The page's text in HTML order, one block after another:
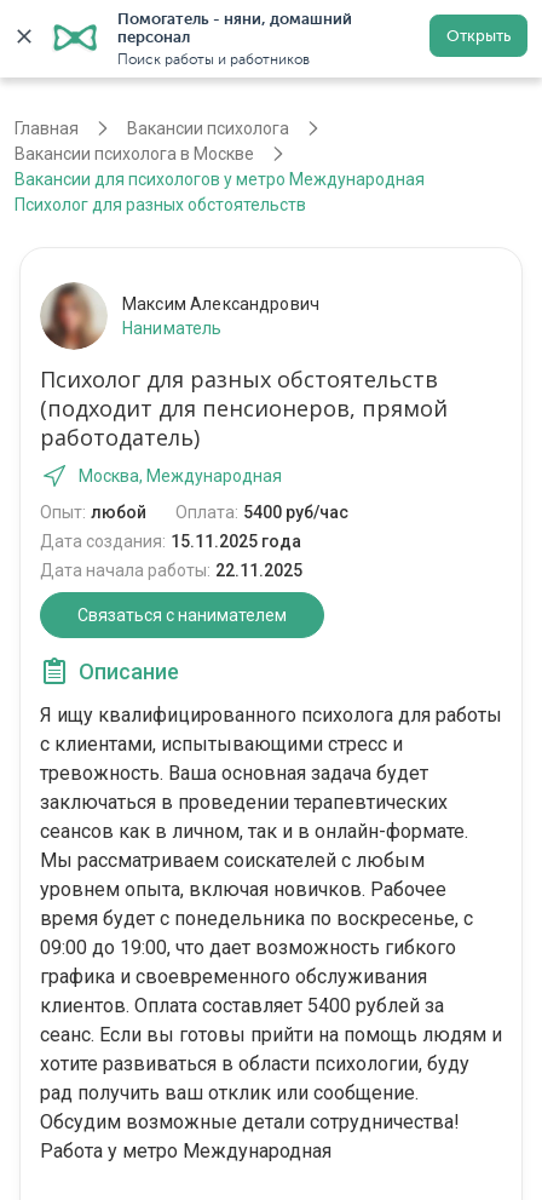
Помогатель - няни, домашний
персонал
Поиск работы и работников
Открыть
Регистрация
Главная
Вакансии психолога
Вакансии психолога в Москве
Вакансии для психологов у метро Международная
Психолог для разных обстоятельств
Максим Александрович
Наниматель
Психолог для разных обстоятельств
(подходит для пенсионеров, прямой
работодатель)
Москва, Международная
Опыт: любой Оплата: 5400 руб/час
Дата создания: 15.11.2025 года
Дата начала работы: 22.11.2025
Связаться с нанимателем
Описание
Я ищу квалифицированного психолога для работы
с клиентами, испытывающими стресс и
тревожность. Ваша основная задача будет
заключаться в проведении терапевтических
сеансов как в личном, так и в онлайн-формате.
Мы рассматриваем соискателей с любым
уровнем опыта, включая новичков. Рабочее
время будет с понедельника по воскресенье, с
09:00 до 19:00, что дает возможность гибкого
графика и своевременного обслуживания
клиентов. Оплата составляет 5400 рублей за
сеанс. Если вы готовы прийти на помощь людям и
хотите развиваться в области психологии, буду
рад получить ваш отклик или сообщение.
Обсудим возможные детали сотрудничества!
Работа у метро Международная